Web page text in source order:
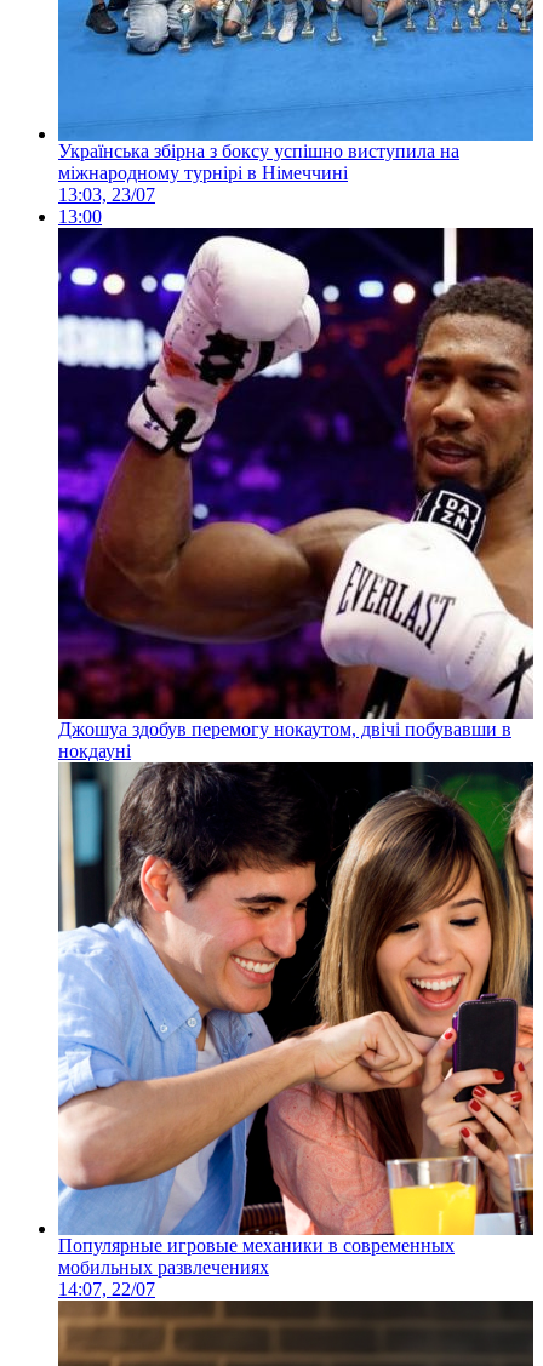
Українська збірна з боксу успішно виступила на
міжнародному турнірі в Німеччині
13:03, 23/07
13:00
Джошуа здобув перемогу нокаутом, двічі побувавши в
нокдауні
Популярные игровые механики в современных
мобильных развлечениях
14:07, 22/07